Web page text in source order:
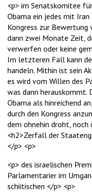
<p> im Senatskomitee
Obama ein jedes mit
Kongress zur
dann zwei Monate Zeit,
verwerfen oder keine
Im letzteren Fall kann
handeln. Mithin ist sein
es wird vom Willen des
was dann herauskommt.
Obama als hinreichend
durch den Kongress
dem ohnehin droht,
<h2>Zerfall der
</p> <p>
<p> des israelischen
Parlamentarier im
schiitischen </p> <p>